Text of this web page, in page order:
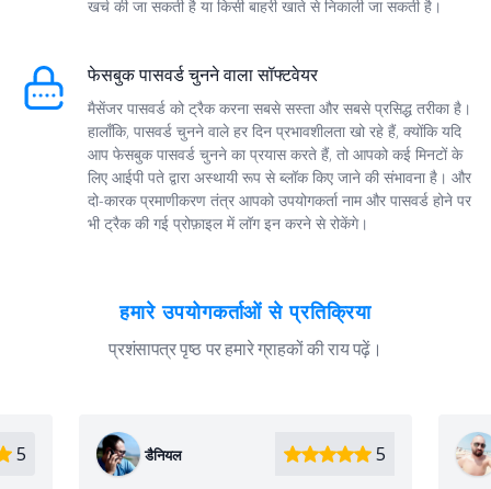
खर्च की जा सकती है या किसी बाहरी खाते से निकाली जा सकती है।
फेसबुक पासवर्ड चुनने वाला सॉफ्टवेयर
मैसेंजर पासवर्ड को ट्रैक करना सबसे सस्ता और सबसे प्रसिद्ध तरीका है।
हालाँकि, पासवर्ड चुनने वाले हर दिन प्रभावशीलता खो रहे हैं, क्योंकि यदि
आप फेसबुक पासवर्ड चुनने का प्रयास करते हैं, तो आपको कई मिनटों के
लिए आईपी पते द्वारा अस्थायी रूप से ब्लॉक किए जाने की संभावना है। और
दो-कारक प्रमाणीकरण तंत्र आपको उपयोगकर्ता नाम और पासवर्ड होने पर
भी ट्रैक की गई प्रोफ़ाइल में लॉग इन करने से रोकेंगे।
हमारे उपयोगकर्ताओं से प्रतिक्रिया
प्रशंसापत्र पृष्ठ पर हमारे ग्राहकों की राय पढ़ें।
5 5